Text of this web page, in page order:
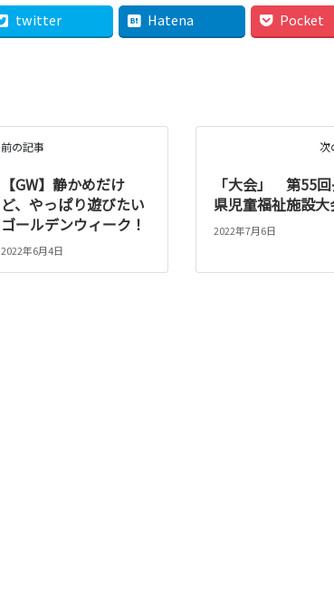
twitter Hatena Pocket
前の記事
【GW】静かめだけ
ど、やっぱり遊びたい
ゴールデンウィーク！
2022年6月4日
次
「大会」 第55
県児童福祉施設大
2022年7月6日